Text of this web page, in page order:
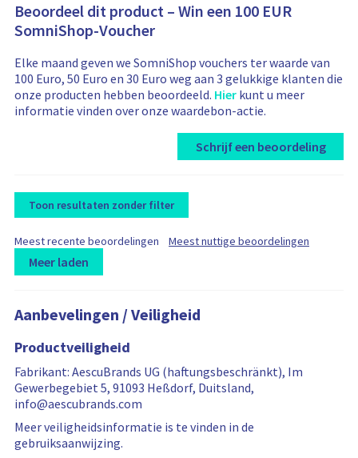
Beoordeel dit product – Win een 100 EUR
SomniShop-Voucher
Elke maand geven we SomniShop vouchers ter waarde van
100 Euro, 50 Euro en 30 Euro weg aan 3 gelukkige klanten die
onze producten hebben beoordeeld. Hier kunt u meer
informatie vinden over onze waardebon-actie.
Schrijf een beoordeling
Toon resultaten zonder filter
F
i
r
b
y
Meest recente beoordelingen
F
r
b
Meest nuttige beoordelingen
Meer laden
a
i
g
m
o
r
e
v
e
s
a
r
e
f
v
e
s
f
i
l
t
Aanbevelingen / Veiligheid
Productveiligheid
Fabrikant: AescuBrands UG (haftungsbeschränkt), Im
Gewerbegebiet 5, 91093 Heßdorf, Duitsland,
info@aescubrands.com
Meer veiligheidsinformatie is te vinden in de
gebruiksaanwijzing.